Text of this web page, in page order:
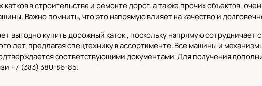
в строительстве и ремонте дорог, а также прочих объектов,
Важно помнить, что это напрямую влияет на качество и
выгодно купить дорожный каток , поскольку напрямую сотрудничает с
лет, предлагаяспецтехнику в ассортименте. Все машины и
соответствующими документами. Для получения
+7 (383) 380-86-85.